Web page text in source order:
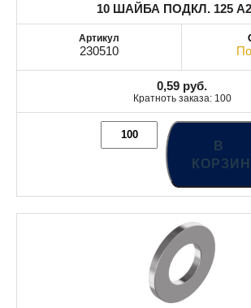
10 ШАЙБА ПОДКЛ. 125 A2
230510
0,59 руб.
Кратноть заказа: 100
В